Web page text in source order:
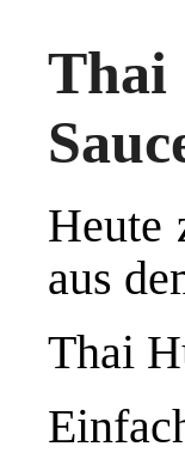
Heute
aus
Thai